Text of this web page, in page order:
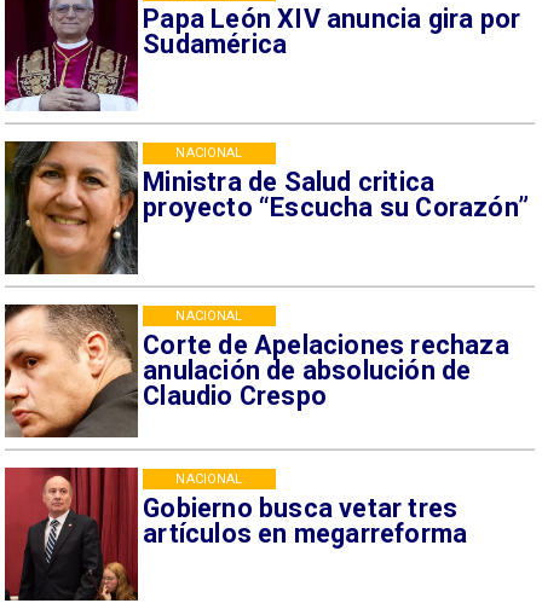
Papa León XIV anuncia gira por
Sudamérica
Ministra de Salud critica
proyecto “Escucha su Corazón”
NACIONAL
Corte de Apelaciones rechaza
anulación de absolución de
Claudio Crespo
NACIONAL
Gobierno busca vetar tres
artículos en megarreforma
NACIONAL